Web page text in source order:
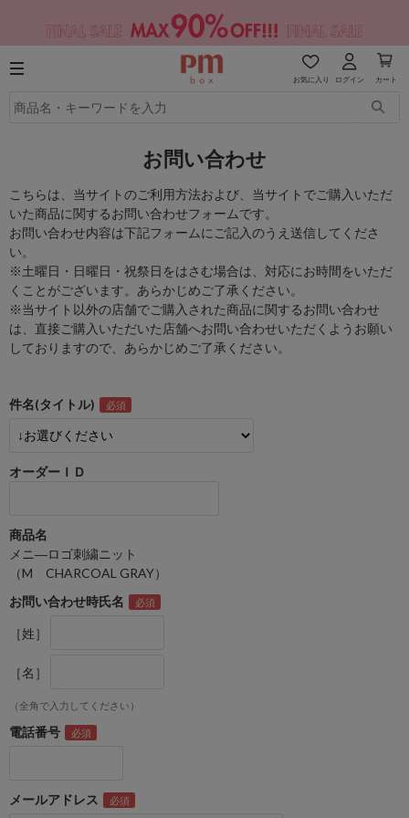
お気に入り ログイン カート
お問い合わせ
こちらは、当サイトのご利用方法および、当サイトでご購入いただ
いた商品に関するお問い合わせフォームです。
お問い合わせ内容は下記フォームにご記入のうえ送信してくださ
い。
※土曜日・日曜日・祝祭日をはさむ場合は、対応にお時間をいただ
くことがございます。あらかじめご了承ください。
※当サイト以外の店舗でご購入された商品に関するお問い合わせ
は、直接ご購入いただいた店舗へお問い合わせいただくようお願い
しておりますので、あらかじめご了承ください。
件名(タイトル)
オーダーＩＤ
商品名
メニ―ロゴ刺繍ニット
（M CHARCOAL GRAY）
お問い合わせ時氏名
［姓］
［名］
（全角で入力してください）
電話番号
メールアドレス